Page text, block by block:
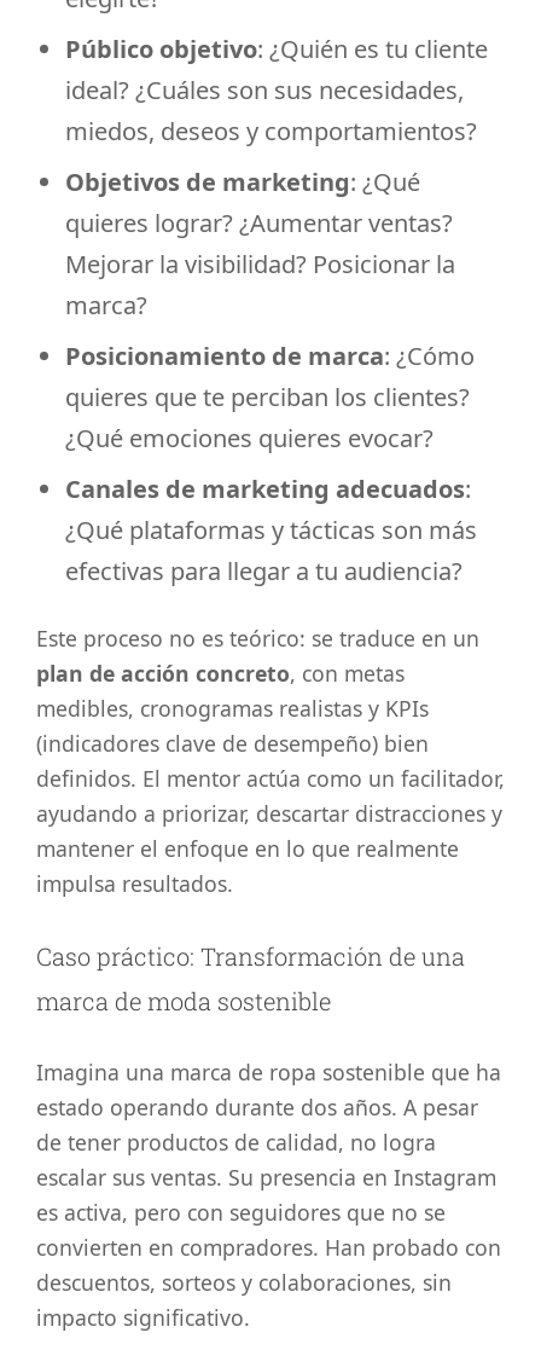
Público objetivo: ¿Quién es tu cliente
ideal? ¿Cuáles son sus necesidades,
miedos, deseos y comportamientos?
Objetivos de marketing: ¿Qué
quieres lograr? ¿Aumentar ventas?
Mejorar la visibilidad? Posicionar la
marca?
Posicionamiento de marca: ¿Cómo
quieres que te perciban los clientes?
¿Qué emociones quieres evocar?
Canales de marketing adecuados:
¿Qué plataformas y tácticas son más
efectivas para llegar a tu audiencia?
Este proceso no es teórico: se traduce en un
plan de acción concreto, con metas
medibles, cronogramas realistas y KPIs
(indicadores clave de desempeño) bien
definidos. El mentor actúa como un facilitador,
ayudando a priorizar, descartar distracciones y
mantener el enfoque en lo que realmente
impulsa resultados.
Caso práctico: Transformación de una
marca de moda sostenible
Imagina una marca de ropa sostenible que ha
estado operando durante dos años. A pesar
de tener productos de calidad, no logra
escalar sus ventas. Su presencia en Instagram
es activa, pero con seguidores que no se
convierten en compradores. Han probado con
descuentos, sorteos y colaboraciones, sin
impacto significativo.